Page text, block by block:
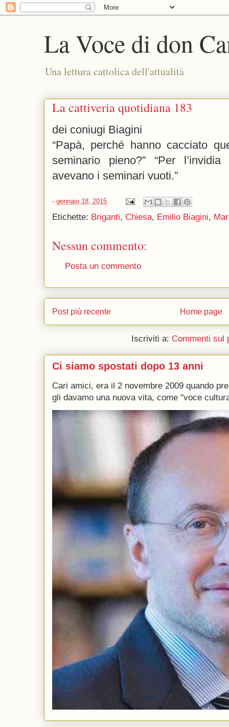
La Voce di don
Una lettura cattolica dell'attualità
La cattiveria quotidiana 183
dei coniugi Biagini
“Papà, perché hanno cacciato
seminario pieno?” “Per
avevano i seminari vuoti.”
- gennaio 18, 2015
Etichette: Briganti, Chiesa, Emilio Biagini,
Nessun commento:
Posta un commento
Post più recente Home page
Iscriviti a: Commenti sul
Ci siamo spostati dopo 13 anni
Cari amici, era il 2 novembre 2009 quando
gli davamo una nuova vita, come "voce